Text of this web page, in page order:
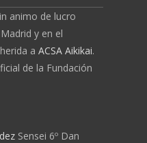
animo de lucro
y en el
a ACSA Aikikai.
de la Fundación
Sensei 6º Dan